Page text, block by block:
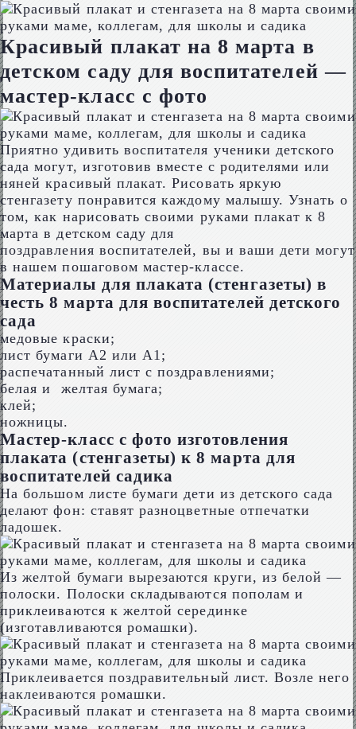
Красивый плакат на 8 марта в
детском саду для воспитателей —
мастер-класс с фото
Приятно удивить воспитателя ученики детского
сада могут, изготовив вместе с родителями или
няней красивый плакат. Рисовать яркую
стенгазету понравится каждому малышу. Узнать о
том, как нарисовать своими руками плакат к 8
марта в детском саду для
поздравления воспитателей, вы и ваши дети могут
в нашем пошаговом мастер-классе.
Материалы для плаката (стенгазеты) в
честь 8 марта для воспитателей детского
сада
медовые краски;
лист бумаги А2 или А1;
распечатанный лист с поздравлениями;
белая и желтая бумага;
клей;
ножницы.
Мастер-класс с фото изготовления
плаката (стенгазеты) к 8 марта для
воспитателей садика
На большом листе бумаги дети из детского сада
делают фон: ставят разноцветные отпечатки
ладошек.
Из желтой бумаги вырезаются круги, из белой —
полоски. Полоски складываются пополам и
приклеиваются к желтой серединке
(изготавливаются ромашки).
Приклеивается поздравительный лист. Возле него
наклеиваются ромашки.